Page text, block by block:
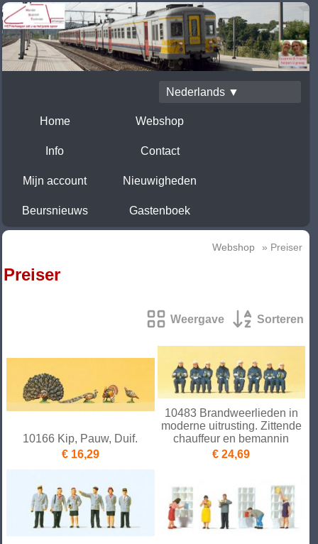
Nederlands ▼
Home Webshop
Info Contact
Mijn account Nieuwigheden
Beursnieuws Gastenboek
Webshop » Preiser
Preiser
Weergave Sorteren
10166 Kip, Pauw, Duif.
€ 16,29
10483 Brandweerlieden in
moderne uitrusting. Zittende
chauffeur en bemannin
€ 24,69